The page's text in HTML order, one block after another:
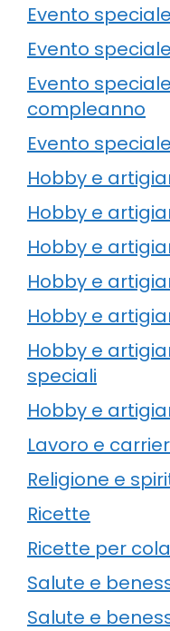
Evento
Evento
Evento
compleanno
Evento
Hobby e
Hobby e
Hobby e
Hobby e
Hobby e
Hobby e
speciali
Hobby e
Lavoro e
Religione e
Ricette
Ricette per
Salute e
Salute e